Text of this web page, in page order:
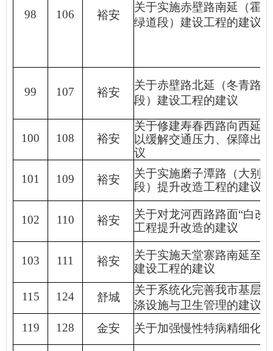
98 106 裕安
关于实施赤壁路南延（霍
绿道段）建设工程的建议
99 107 裕安
关于赤壁路北延（冬青路
段）建设工程的建议
100 108 裕安
关于修建寿春西路向西延
以缓解交通压力、保障出
议
101 109 裕安
关于实施磨子潭路（大别
段）提升改造工程的建议
102 110 裕安 关于对龙河西路路面“白改
工程提升改造的建议
103 111 裕安 关于实施天堂寨路南延至
建设工程的建议
115 124 舒城
关于系统化完善我市基层
涤设施与卫生管理的建议
119
128 金安 关于加强慢性特病精细化